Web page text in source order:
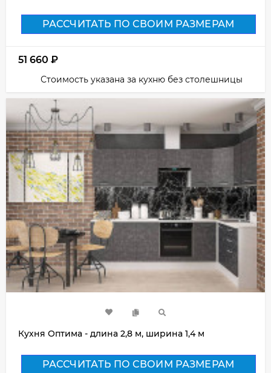
РАССЧИТАТЬ ПО СВОИМ РАЗМЕРАМ
51 660 ₽
Стоимость указана за кухню без столешницы
Кухня Оптима - длина 2,8 м, ширина 1,4 м
РАССЧИТАТЬ ПО СВОИМ РАЗМЕРАМ